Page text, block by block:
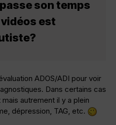
son temps
est
ADOS/ADI pour voir
Dans certains cas
autrement il y a plein
dépression, TAG, etc.